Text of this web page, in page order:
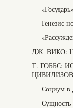
Генезис
ДЖ. ВИКО:
Т. ГОББС:
Социум в
Сущность